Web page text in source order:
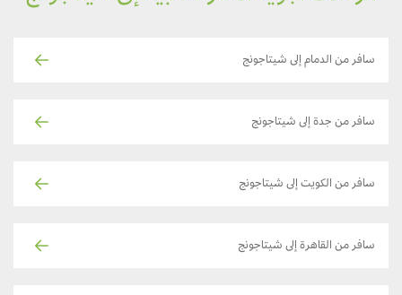
سافر من الدمام إلى شيتاجونج
سافر من جدة إلى شيتاجونج
سافر من الكويت إلى شيتاجونج
سافر من القاهرة إلى شيتاجونج